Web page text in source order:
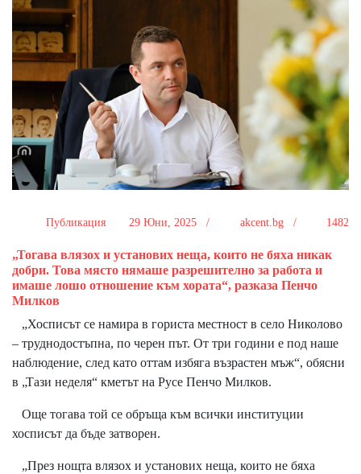
Публикация 29 Юни, 2025 / akcent.bg / 1482
„Тогава влязох и установих неща, които не бяха никак
добри. Това място нямаше разрешително за работа и
имаше лошо отношение към хората“, разказа Пенчо
Милков
„Хосписът се намира в гориста местност в село Николово
– труднодостъпна, по черен път. От три години е под наше
наблюдение, след като оттам избяга възрастен мъж“, обясни
в „Тази неделя“ кметът на Русе Пенчо Милков.
Още тогава той се обръща към всички институции
хосписът да бъде затворен.
„През нощта влязох и установих неща, които не бяха